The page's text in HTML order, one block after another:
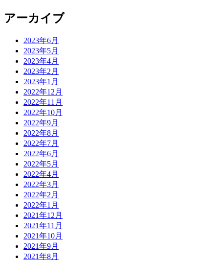
アーカイブ
2023年6月
2023年5月
2023年4月
2023年2月
2023年1月
2022年12月
2022年11月
2022年10月
2022年9月
2022年8月
2022年7月
2022年6月
2022年5月
2022年4月
2022年3月
2022年2月
2022年1月
2021年12月
2021年11月
2021年10月
2021年9月
2021年8月